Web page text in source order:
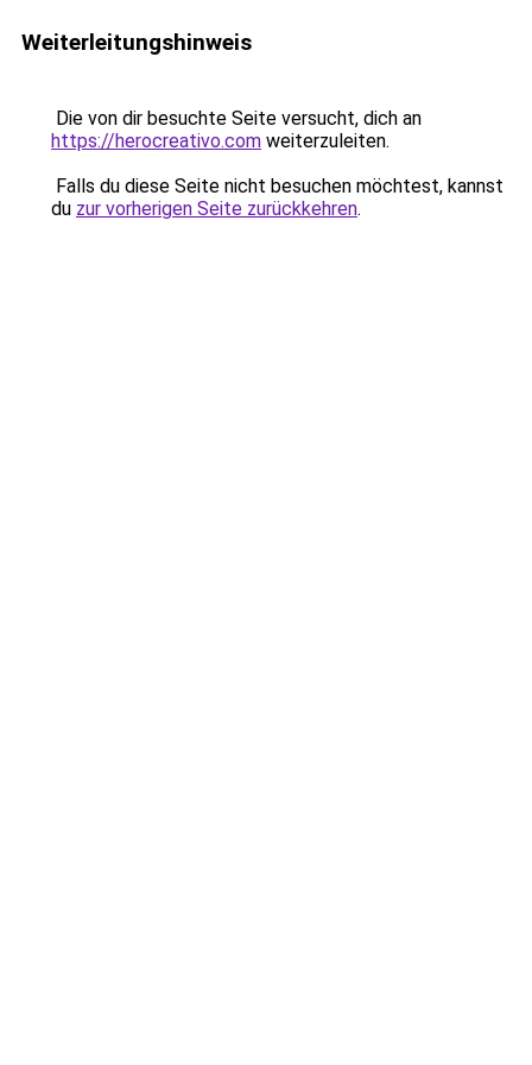
Weiterleitungshinweis
Die von dir besuchte Seite versucht, dich an
https://herocreativo.com weiterzuleiten.
Falls du diese Seite nicht besuchen möchtest, kannst
du zur vorherigen Seite zurückkehren.